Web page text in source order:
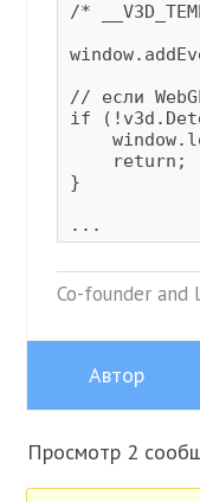
/*
// если
if
    return;
}
Co-founder
Автор
Просмотр 2